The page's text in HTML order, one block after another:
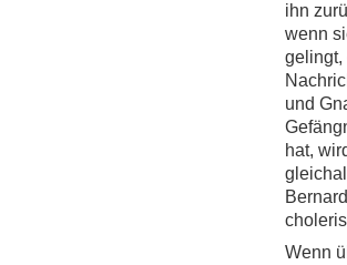
ihn
wenn
gelingt,
und
hat,
Wenn